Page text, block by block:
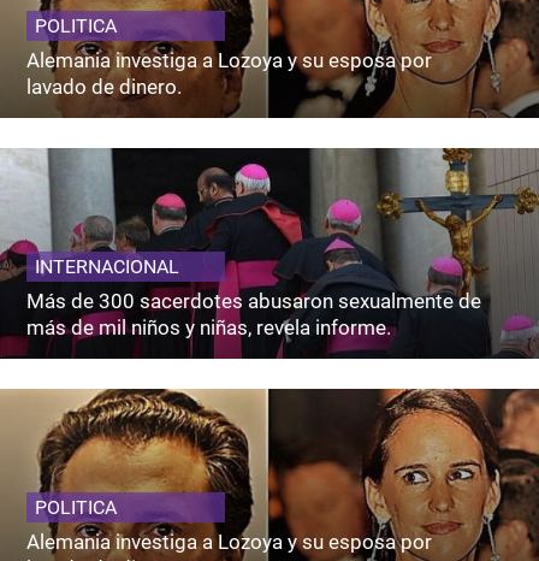
POLITICA
Alemania investiga a Lozoya y su esposa por
lavado de dinero.
INTERNACIONAL
Más de 300 sacerdotes abusaron sexualmente de
más de mil niños y niñas, revela informe.
POLITICA
Alemania investiga a Lozoya y su esposa por